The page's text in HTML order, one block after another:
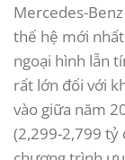
Mercedes-
thế hệ mới nhất
ngoại hình lẫn
rất lớn đối với
vào giữa năm
(2,299-2,799 tỷ